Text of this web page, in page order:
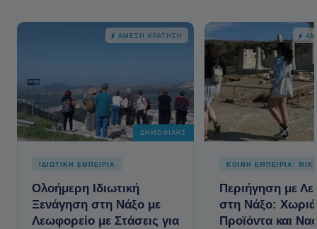
ΆΜΕΣΗ ΚΡΆΤΗΣΗ
ΔΗΜΟΦΙΛΉΣ
ΙΔΙΩΤΙΚΗ ΕΜΠΕΙΡΙΑ
Ολοήμερη Ιδιωτική
Ξενάγηση στη Νάξο με
Λεωφορείο με Στάσεις για
ΚΟΙΝΗ ΕΜΠΕΙΡΙΑ:
Περιήγηση με
στη Νάξο:
Προϊόντα και